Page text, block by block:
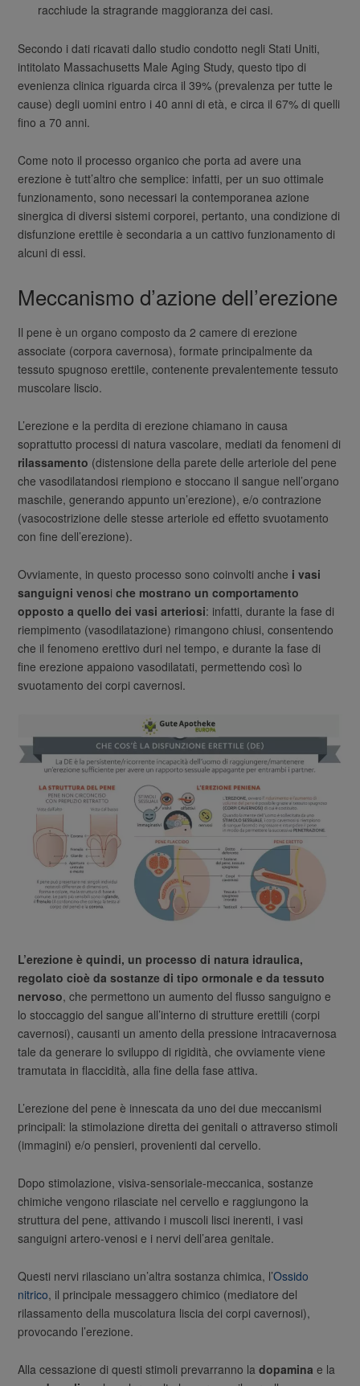
racchiude la stragrande maggioranza dei casi.
Secondo i dati ricavati dallo studio condotto negli Stati Uniti,
intitolato Massachusetts Male Aging Study, questo tipo di
evenienza clinica riguarda circa il 39% (prevalenza per tutte le
cause) degli uomini entro i 40 anni di età, e circa il 67% di quelli
fino a 70 anni.
Come noto il processo organico che porta ad avere una
erezione è tutt’altro che semplice: infatti, per un suo ottimale
funzionamento, sono necessari la contemporanea azione
sinergica di diversi sistemi corporei, pertanto, una condizione di
disfunzione erettile è secondaria a un cattivo funzionamento di
alcuni di essi.
Meccanismo d’azione dell’erezione
Il pene è un organo composto da 2 camere di erezione
associate (corpora cavernosa), formate principalmente da
tessuto spugnoso erettile, contenente prevalentemente tessuto
muscolare liscio.
L’erezione e la perdita di erezione chiamano in causa
soprattutto processi di natura vascolare, mediati da fenomeni di
rilassamento (distensione della parete delle arteriole del pene
che vasodilatandosi riempiono e stoccano il sangue nell’organo
maschile, generando appunto un’erezione), e/o contrazione
(vasocostrizione delle stesse arteriole ed effetto svuotamento
con fine dell’erezione).
Ovviamente, in questo processo sono coinvolti anche i vasi
sanguigni venosi che mostrano un comportamento
opposto a quello dei vasi arteriosi: infatti, durante la fase di
riempimento (vasodilatazione) rimangono chiusi, consentendo
che il fenomeno erettivo duri nel tempo, e durante la fase di
fine erezione appaiono vasodilatati, permettendo così lo
svuotamento dei corpi cavernosi.
L’erezione è quindi, un processo di natura idraulica,
regolato cioè da sostanze di tipo ormonale e da tessuto
nervoso, che permettono un aumento del flusso sanguigno e
lo stoccaggio del sangue all’interno di strutture erettili (corpi
cavernosi), causanti un amento della pressione intracavernosa
tale da generare lo sviluppo di rigidità, che ovviamente viene
tramutata in flaccidità, alla fine della fase attiva.
L’erezione del pene è innescata da uno dei due meccanismi
principali: la stimolazione diretta dei genitali o attraverso stimoli
(immagini) e/o pensieri, provenienti dal cervello.
Dopo stimolazione, visiva-sensoriale-meccanica, sostanze
chimiche vengono rilasciate nel cervello e raggiungono la
struttura del pene, attivando i muscoli lisci inerenti, i vasi
sanguigni artero-venosi e i nervi dell’area genitale.
Questi nervi rilasciano un’altra sostanza chimica, l’Ossido
nitrico, il principale messaggero chimico (mediatore del
rilassamento della muscolatura liscia dei corpi cavernosi),
provocando l’erezione.
Alla cessazione di questi stimoli prevarranno ladopamina e la